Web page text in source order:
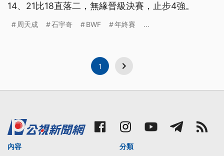
14、21比18直落二，無緣晉級決賽，止步4強。
周天成 石宇奇 BWF 年終賽 ...
1
內容
分類